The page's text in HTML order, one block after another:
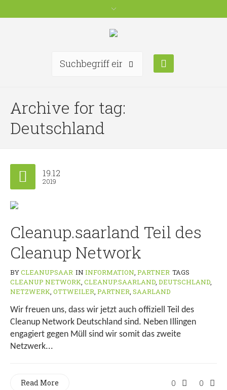
Archive for tag:
Deutschland
19.12
2019
Cleanup.saarland Teil des
Cleanup Network
BYCLEANUPSAAR IN INFORMATION, PARTNER TAGS
CLEANUP NETWORK, CLEANUP.SAARLAND, DEUTSCHLAND,
NETZWERK, OTTWEILER, PARTNER, SAARLAND
Wir freuen uns, dass wir jetzt auch offiziell Teil des
Cleanup Network Deutschland sind. Neben Illingen
engagiert gegen Müll sind wir somit das zweite
Netzwerk...
0 0
Read More